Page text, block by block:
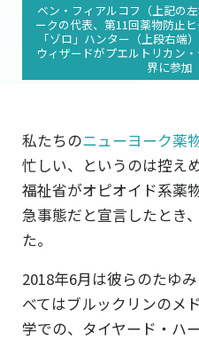
ベン・フィアルコフ（上記の
ークの代表、第11回薬物防止
「ゾロ」ハンター（上段右端
ウィザードがプエルトリカン
界に参加
私たちのニューヨーク薬
忙しい、というのは控え
福祉省がオピオイド系薬
急事態だと宣言したとき
た。
2018年6月は彼らのたゆ
べてはブルックリンのメ
学での、タイヤード・ハ